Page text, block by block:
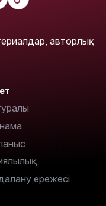
авторлық
ережесі